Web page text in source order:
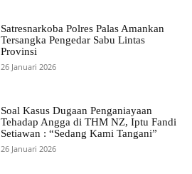
Satresnarkoba Polres Palas Amankan
Tersangka Pengedar Sabu Lintas
Provinsi
26 Januari 2026
Soal Kasus Dugaan Penganiayaan
Tehadap Angga di THM NZ, Iptu Fandi
Setiawan : “Sedang Kami Tangani”
26 Januari 2026